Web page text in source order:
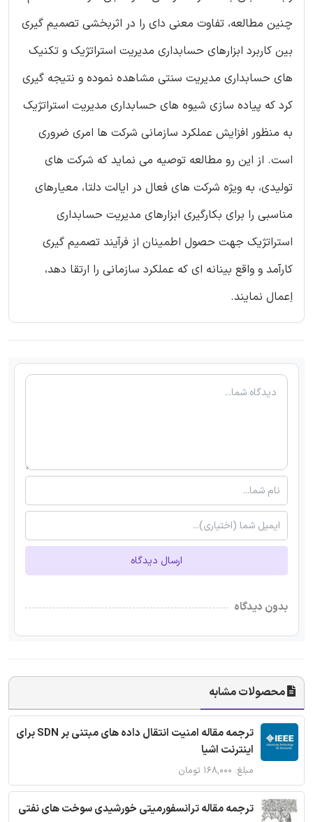
چنین مطالعه، تفاوت معنی دای را در اثربخشی تصمیم گیری
بین کاربرد ابزارهای حسابداری مدیریت استراتژیک و تکنیک
های حسابداری مدیریت سنتی مشاهده نموده و نتیجه گیری
کرد که پیاده سازی شیوه های حسابداری مدیریت استراتژیک
به منظور افزایش عملکرد سازمانی شرکت ها امری ضروری
است. از این رو مطالعه توصیه می نماید که شرکت های
تولیدی، به ویژه شرکت های فعال در ایالت دلتا، معیارهای
مناسبی را برای بکارگیری ابزارهای مدیریت حسابداری
استراتژیک جهت حصول اطمینان از فرآیند تصمیم گیری
کارآمد و واقع بینانه ای که عملکرد سازمانی را ارتقا دهد،
اِعمال نمایند.
ارسال دیدگاه
بدون دیدگاه
محصولات مشابه
ترجمه مقاله امنیت انتقال داده های مبتنی بر SDN برای
اینترنت اشیا
مبلغ: ۱۶۸,۰۰۰ تومان
ترجمه مقاله ترانسفورمیتی خورشیدی سوخت های نفتی